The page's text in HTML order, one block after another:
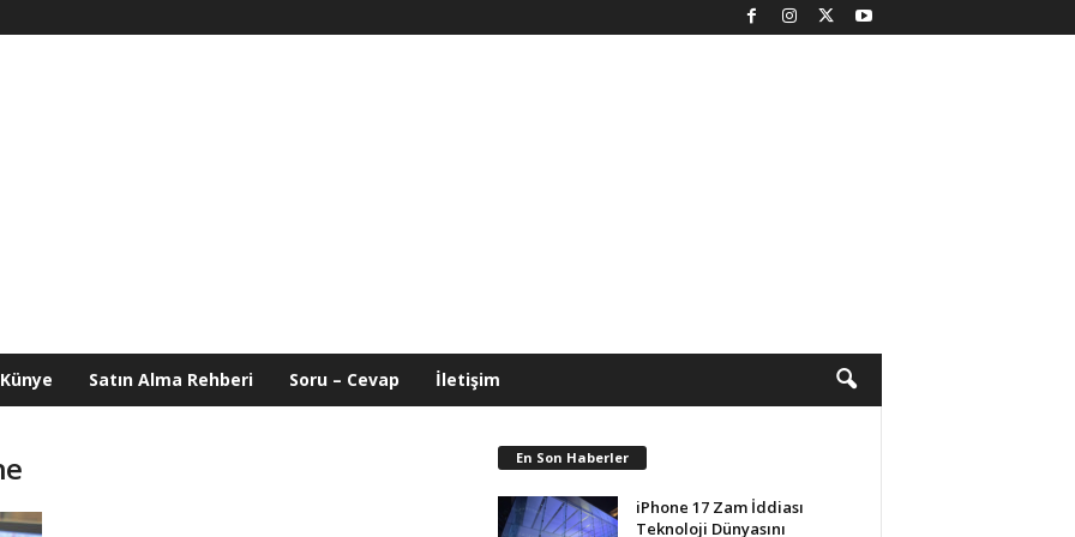
Künye Satın Alma Rehberi Soru – Cevap İletişim
En Son Haberler
iPhone 17 Zam İddiası
Teknoloji Dünyasını